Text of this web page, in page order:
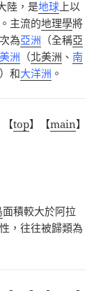
陸，是地球 上以
。主流的地理學將
為亞洲 （全稱亞
美洲 （北美洲 、 南
）和大洋洲 。
【top】【main】
面積較大於阿拉
，往往被歸類為